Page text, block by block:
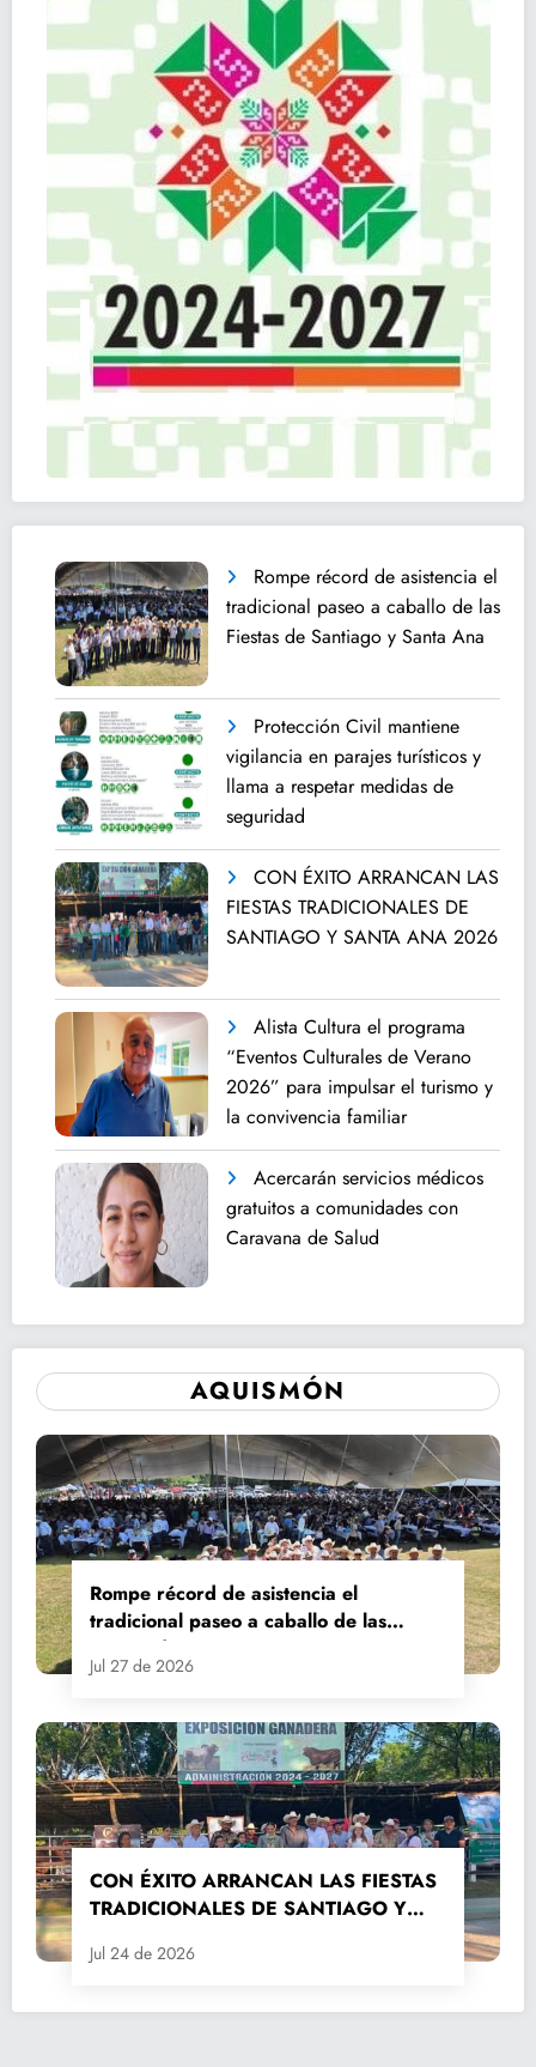
Rompe récord de asistencia el
tradicional paseo a caballo de las
Fiestas de Santiago y Santa Ana
Protección Civil mantiene
vigilancia en parajes turísticos y
llama a respetar medidas de
seguridad
CON ÉXITO ARRANCAN LAS
FIESTAS TRADICIONALES DE
SANTIAGO Y SANTA ANA 2026
Alista Cultura el programa
“Eventos Culturales de Verano
2026” para impulsar el turismo y
la convivencia familiar
Acercarán servicios médicos
gratuitos a comunidades con
Caravana de Salud
AQUISMÓN
Rompe récord de asistencia el
tradicional paseo a caballo de las
Fiestas de Santiago y Santa Ana
Jul 27 de 2026
CON ÉXITO ARRANCAN LAS FIESTAS
TRADICIONALES DE SANTIAGO Y
Jul 24 de 2026